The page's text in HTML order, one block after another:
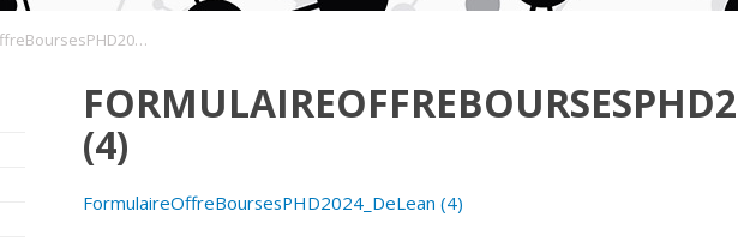
FormulaireOffreBoursesPHD2024_DeLean (4)
(4)
FormulaireOffreBoursesPHD2024_DeLean (4)